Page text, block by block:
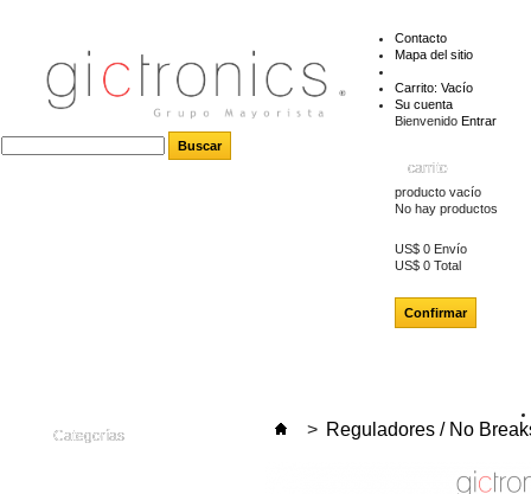
Contacto
Mapa del sitio
Carrito: Vacío
Su cuenta
Bienvenido Entrar
carrito
producto vacío
No hay productos
US$ 0 Envío
US$ 0 Total
Confirmar
Categorías > Reguladores / No